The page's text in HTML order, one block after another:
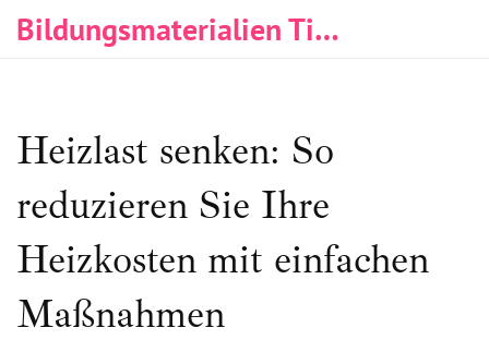
Bildungsmaterialien Tischlerei & Immobilien
Heizlast senken: So
reduzieren Sie Ihre
Heizkosten mit einfachen
Maßnahmen